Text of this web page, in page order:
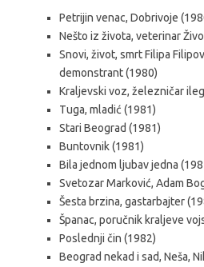
Petrijin venac, Dobrivoje
Nešto iz života, veterinar
Snovi, život, smrt Filipa
demonstrant (1980)
Kraljevski voz, železničar
Tuga, mladić (1981)
Stari Beograd (1981)
Buntovnik (1981)
Bila jednom ljubav jedna
Svetozar Marković, Adam
Šesta brzina, gastarbajter
Španac, poručnik kraljeve
Poslednji čin (1982)
Beograd nekad i sad, Neša,